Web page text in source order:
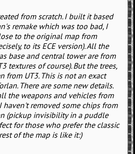
from scratch. I built it based
remake which was too bad, I
to the original map from
to its ECE version). All the
base and central tower are from
textures of course). But the trees,
from UT3. This is not an exact
There are some new details.
the weapons and vehicles from
haven't removed some chips from
(pickup invisibility in a puddle
for those who prefer the classic
of the map is like it:)